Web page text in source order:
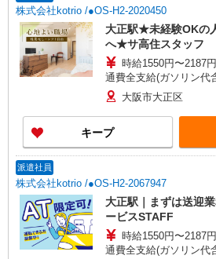
株式会社kotrio /●OS-H2-2020450
大正駅★未経験OKの
へ★サ高住スタッフ
時給1550円〜2187
通費全支給(ガソリン代
大阪市大正区
キープ
派遣社員
株式会社kotrio /●OS-H2-2067947
大正駅｜まずは送迎
ービスSTAFF
時給1550円〜2187
通費全支給(ガソリン代